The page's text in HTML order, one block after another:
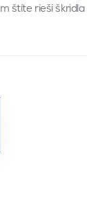
štíte rieši škridla